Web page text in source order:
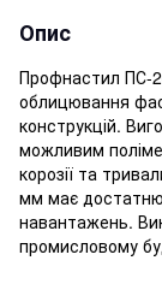
Опис
Профнастил ПС-
облицювання
конструкцій.
можливим
корозії та
мм має достатню
навантажень.
промисловому